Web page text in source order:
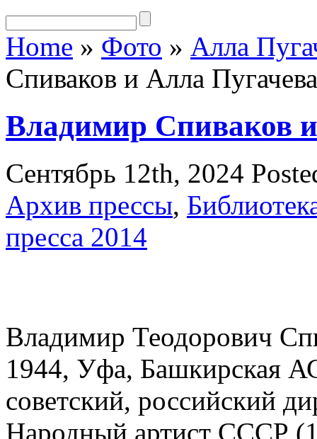
Home » Фото » Алла
Спиваков и Алла Пугачева
Владимир Спиваков
Сентябрь 12th, 2024
Архив прессы,
пресса 2014
Владимир Теодорович
1944, Уфа,
советский, российский
Народный артист СССР